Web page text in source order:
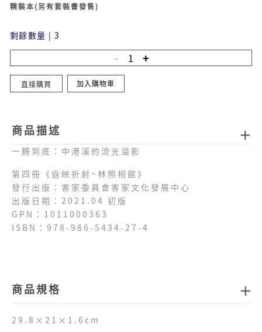
精裝本(另有套裝書發售)
剩餘數量 | 3
直接購買 加入購物車
商品描述
一鏡到底：中港溪的流光溢影
第四冊《返映折射~林照相館》​​​
發行出版：客家委員會客家文化發展中心
出版日期：2021.04 初版
GPN：1011000363
ISBN：978-986-5434-27-4
商品規格
29.8×21×1.6cm